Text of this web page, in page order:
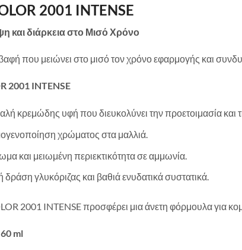
2001 INTENSE
και διάρκεια στο Μισό Χρόνο
που μειώνει στο μισό τον χρόνο εφαρμογής και
2001 INTENSE
κρεμώδης υφή που διευκολύνει την προετοιμασία και
χρώματος στα μαλλιά.
και μειωμένη περιεκτικότητα σε αμμωνία.
δράση γλυκόριζας και βαθιά ενυδατικά συστατικά.
2001 INTENSE προσφέρει μια άνετη φόρμουλα για
ml